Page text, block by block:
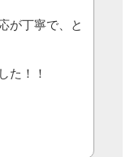
が丁寧で、と
た！！